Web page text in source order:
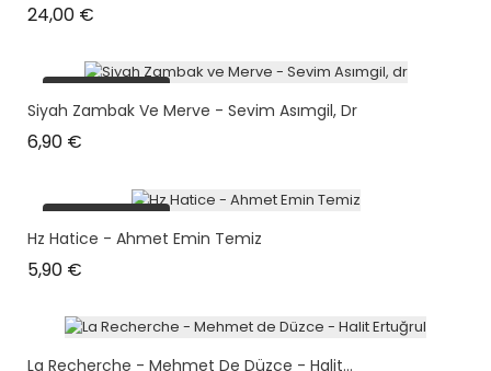
24,00 €
plus en stock
Siyah Zambak Ve Merve - Sevim Asımgil, Dr
6,90 €
plus en stock
Hz Hatice - Ahmet Emin Temiz
5,90 €
La Recherche - Mehmet De Düzce - Halit...